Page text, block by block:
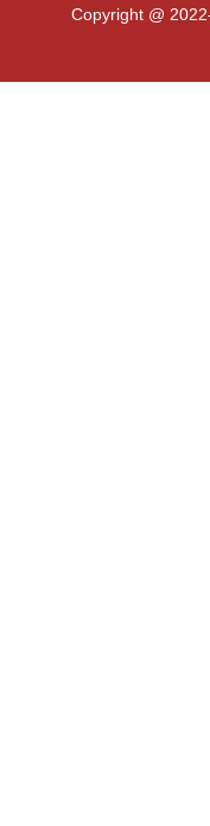
Copyright @